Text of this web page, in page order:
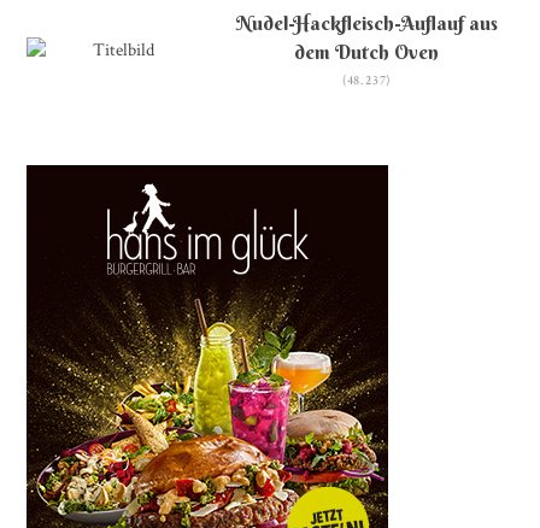
Nudel-Hackfleisch-Auflauf aus
dem Dutch Oven
(48.237)